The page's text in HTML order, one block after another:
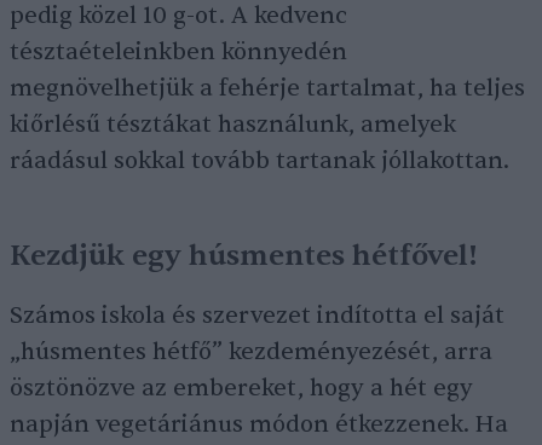
pedig közel 10 g-ot. A kedvenc
tésztaételeinkben könnyedén
megnövelhetjük a fehérje tartalmat, ha teljes
kiőrlésű tésztákat használunk, amelyek
ráadásul sokkal tovább tartanak jóllakottan.
Kezdjük egy húsmentes hétfővel!
Számos iskola és szervezet indította el saját
„húsmentes hétfő” kezdeményezését, arra
ösztönözve az embereket, hogy a hét egy
napján vegetáriánus módon étkezzenek. Ha